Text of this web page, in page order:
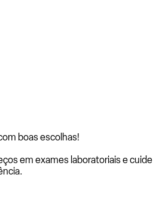
boas escolhas!
em exames laboratoriais e cuide